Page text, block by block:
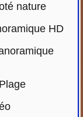
nature
HD